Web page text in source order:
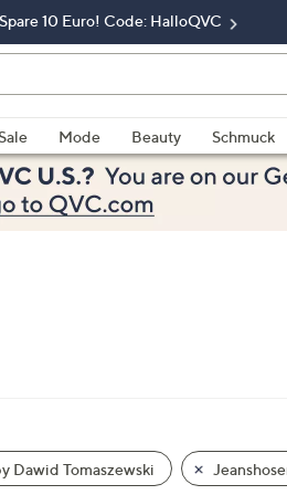
10 Euro! Code: HalloQVC
Mode Beauty Schmuck
Dawid Tomaszewski